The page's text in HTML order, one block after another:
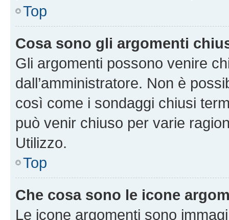
Top
Cosa sono gli argomenti
Gli argomenti possono venire
dall’amministratore. Non è
così come i sondaggi chiusi
può venir chiuso per varie
Utilizzo.
Top
Che cosa sono le icone
Le icone argomenti sono